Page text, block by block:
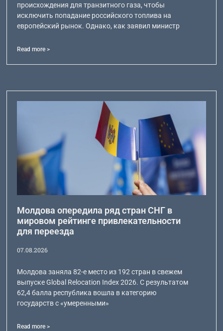
происхождения для транзитного газа, чтобы
исключить попадание российского топлива на
европейский рынок. Однако, как заявил министр
Read more >
Молдова опередила ряд стран СНГ в
мировом рейтинге привлекательности
для переезда
07.08.2026
Молдова заняла 82-е место из 192 стран в свежем
выпуске Global Relocation Index 2026. С результатом
62,4 балла республика вошла в категорию
государств с «умеренными»
Read more >